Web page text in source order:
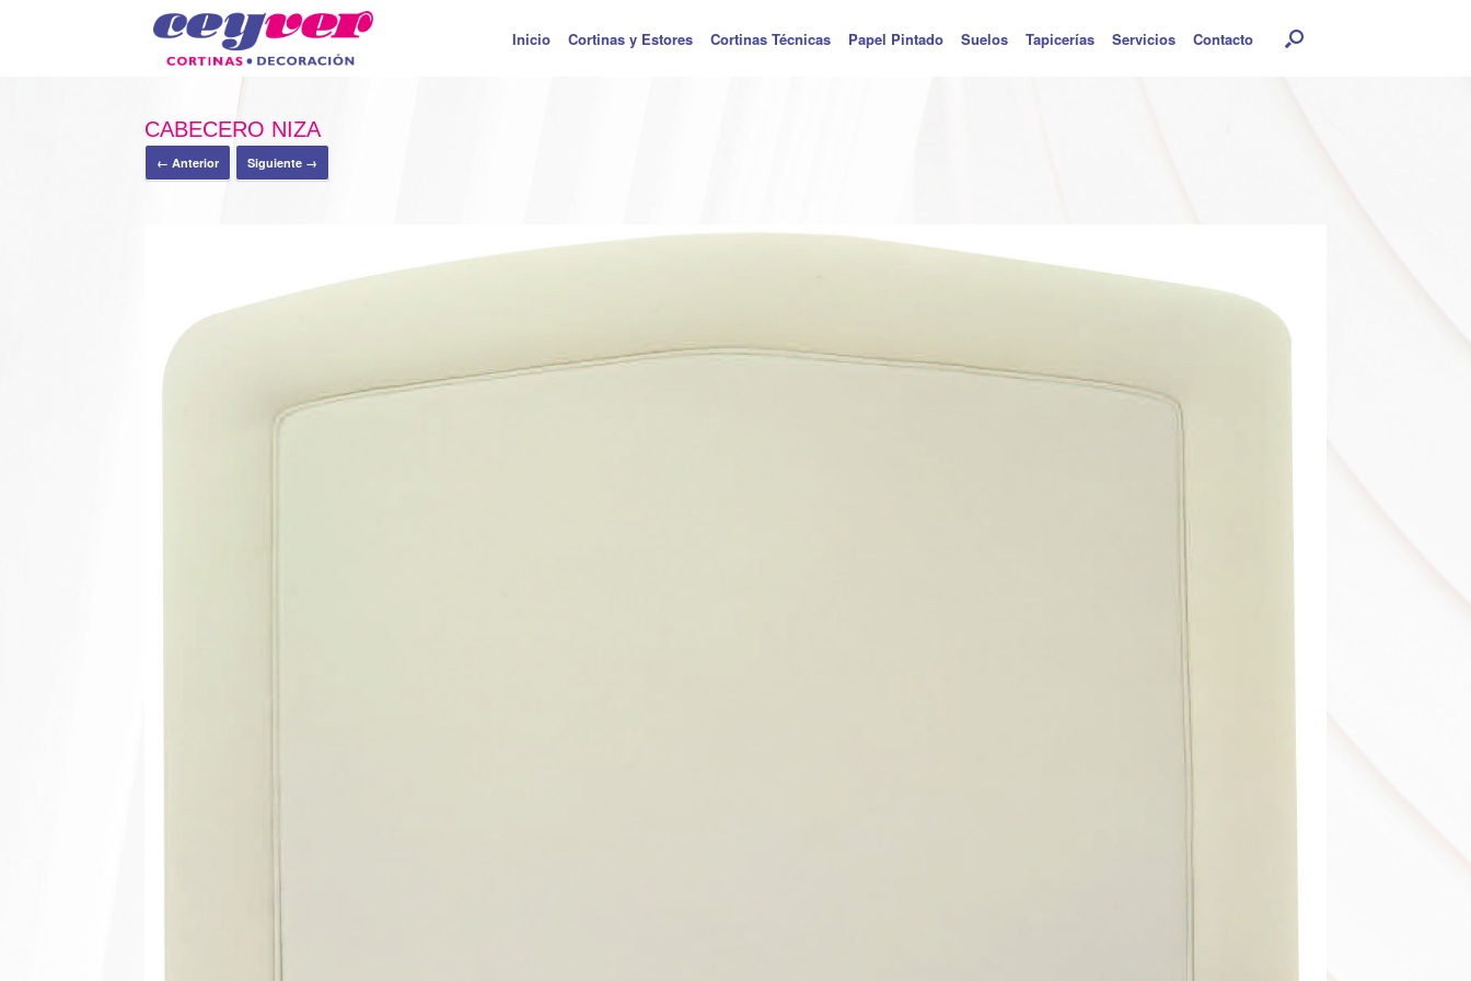
Inicio Cortinas y Estores Cortinas Técnicas Papel Pintado Suelos Tapicerías Servicios Contacto
CABECERO NIZA
← Anterior Siguiente →